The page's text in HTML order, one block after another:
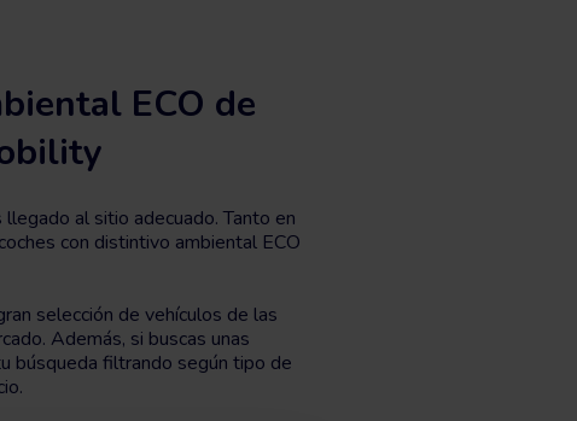
ECO de
al sitio adecuado. Tanto en
con distintivo ambiental ECO
selección de vehículos de las
Además, si buscas unas
búsqueda filtrando según tipo de